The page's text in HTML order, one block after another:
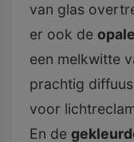
van glas
er ook de
een melkwitte
prachtig
voor
En de